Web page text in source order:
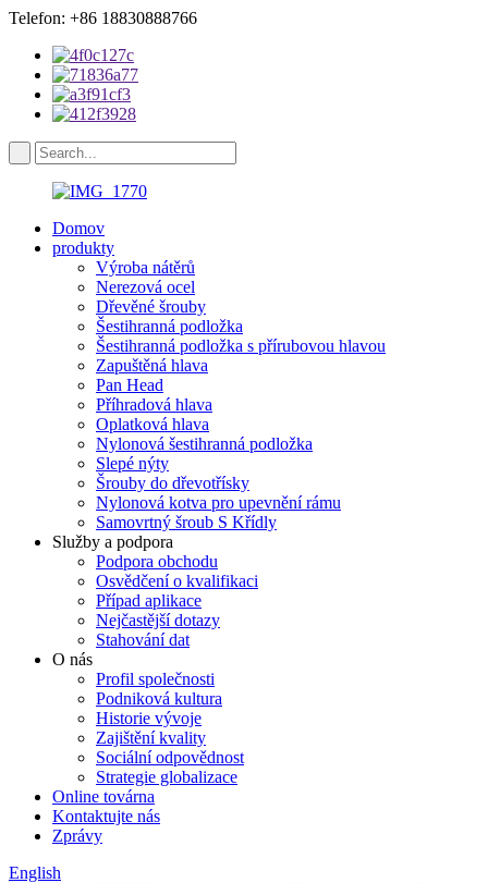
Telefon: +86 18830888766
Domov
produkty
Výroba nátěrů
Nerezová ocel
Dřevěné šrouby
Šestihranná podložka
Šestihranná podložka s přírubovou hlavou
Zapuštěná hlava
Pan Head
Příhradová hlava
Oplatková hlava
Nylonová šestihranná podložka
Slepé nýty
Šrouby do dřevotřísky
Nylonová kotva pro upevnění rámu
Samovrtný šroub S Křídly
Služby a podpora
Podpora obchodu
Osvědčení o kvalifikaci
Případ aplikace
Nejčastější dotazy
Stahování dat
O nás
Profil společnosti
Podniková kultura
Historie vývoje
Zajištění kvality
Sociální odpovědnost
Strategie globalizace
Online továrna
Kontaktujte nás
Zprávy
English